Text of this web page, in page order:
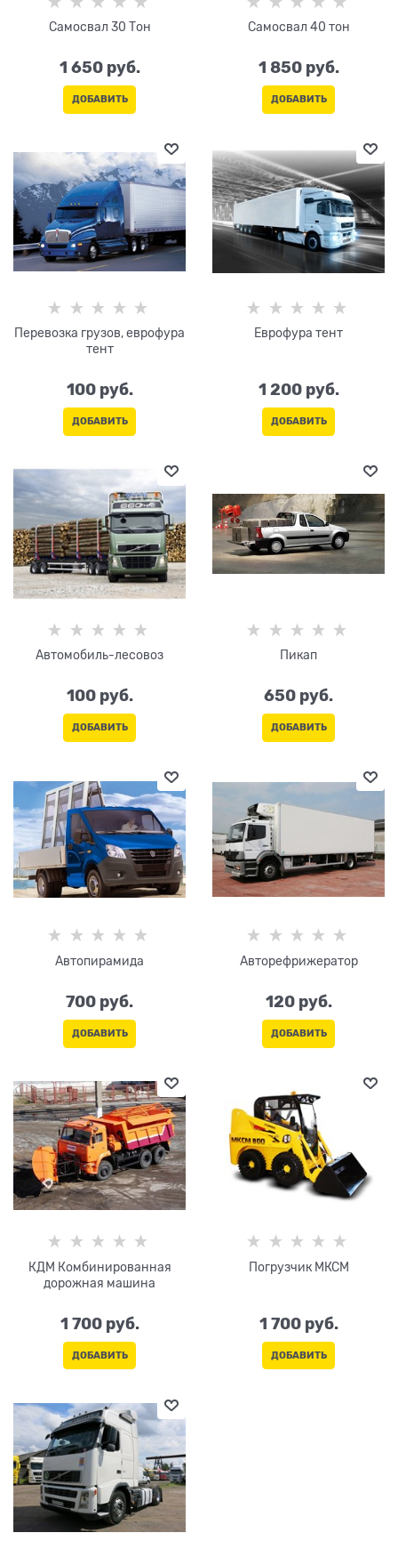
Самосвал 30 Тон
1 650 руб.
ДОБАВИТЬ
Самосвал 40 тон
1 850 руб.
ДОБАВИТЬ
Перевозка грузов, еврофура
тент
100 руб.
ДОБАВИТЬ
Еврофура тент
1 200 руб.
ДОБАВИТЬ
Автомобиль-лесовоз
100 руб.
ДОБАВИТЬ
Пикап
650 руб.
ДОБАВИТЬ
Автопирамида
700 руб.
ДОБАВИТЬ
Авторефрижератор
120 руб.
ДОБАВИТЬ
КДМ Комбинированная
дорожная машина
1 700 руб.
ДОБАВИТЬ
Погрузчик МКСМ
1 700 руб.
ДОБАВИТЬ